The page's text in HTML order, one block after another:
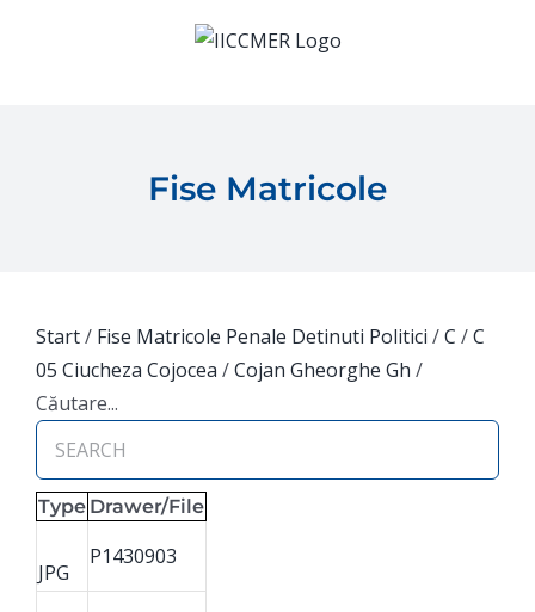
Fise Matricole
Start/ Fise Matricole Penale Detinuti Politici /C /C
05 Ciucheza Cojocea /Cojan Gheorghe Gh /
Căutare...
Type Drawer/File
JPG
P1430903